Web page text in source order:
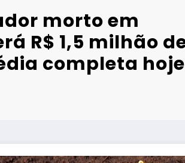
morto em
R$ 1,5 milhão
completa hoje